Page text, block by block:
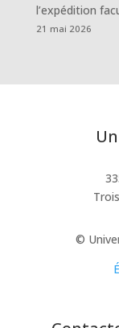
l’expédition
21 mai 2026
©